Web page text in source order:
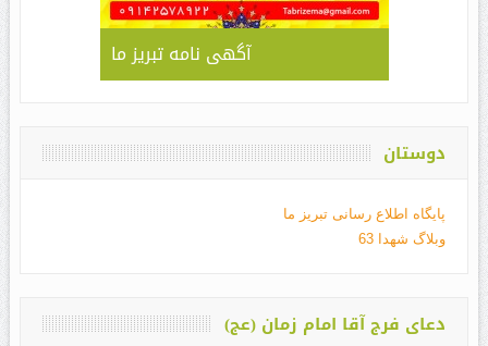
آگهی نامه تبریز ما
دوستان
پایگاه اطلاع رسانی تبریز ما
وبلاگ شهدا 63
دعای فرج آقا امام زمان (عج)